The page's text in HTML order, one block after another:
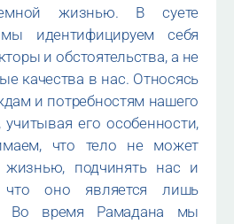
жизнью. В суете
идентифицируем себя
и обстоятельства, а не
качества в нас. Относясь
и потребностям нашего
учитывая его особенности,
что тело не может
жизнью, подчинять нас и
что оно является лишь
Во время Рамадана мы